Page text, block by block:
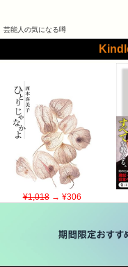
芸能人の気になる噂
¥1,018→ ¥306